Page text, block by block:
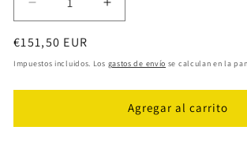
Reducir
cantidad
para
Kit
separadores
rueda
Aumentar
cantidad
Kit
separadores
rueda
Precio
habitual
€151,50 EUR
Impuestos incluidos. Los gastos de envío se calculan en la
Agregar al carrito